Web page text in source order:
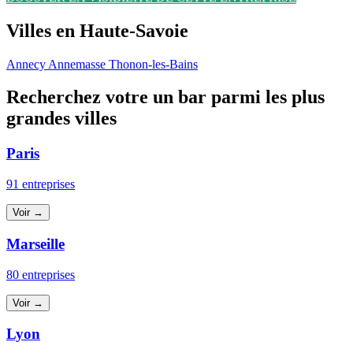
Villes en Haute-Savoie
Annecy Annemasse Thonon-les-Bains
Recherchez votre un bar parmi les plus
grandes villes
Paris
91 entreprises
Voir →
Marseille
80 entreprises
Voir →
Lyon